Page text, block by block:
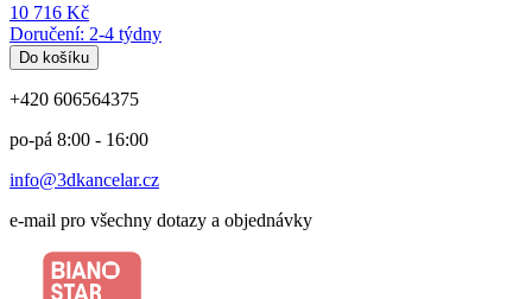
10 716 Kč
Doručení: 2-4 týdny
Do košíku
+420 606564375
po-pá 8:00 - 16:00
info@3dkancelar.cz
e-mail pro všechny dotazy a objednávky